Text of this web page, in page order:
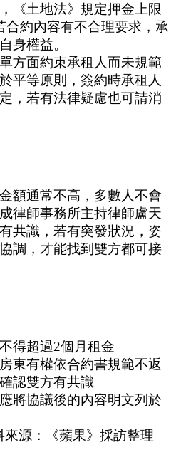
《土地法》規定押金上限
合約內容有不合理要求，承
身權益。
方面約束承租人而未規範
平等原則，簽約時承租人
，若有法律疑慮也可請消
額通常不高，多數人不會
律師事務所主持律師盧天
共識，若有突發狀況，姿
調，才能找到雙方都可接
得超過2個月租金
東有權依合約書規範不返
認雙方有共識
將協議後的內容明文列於
來源：《蘋果》採訪整理